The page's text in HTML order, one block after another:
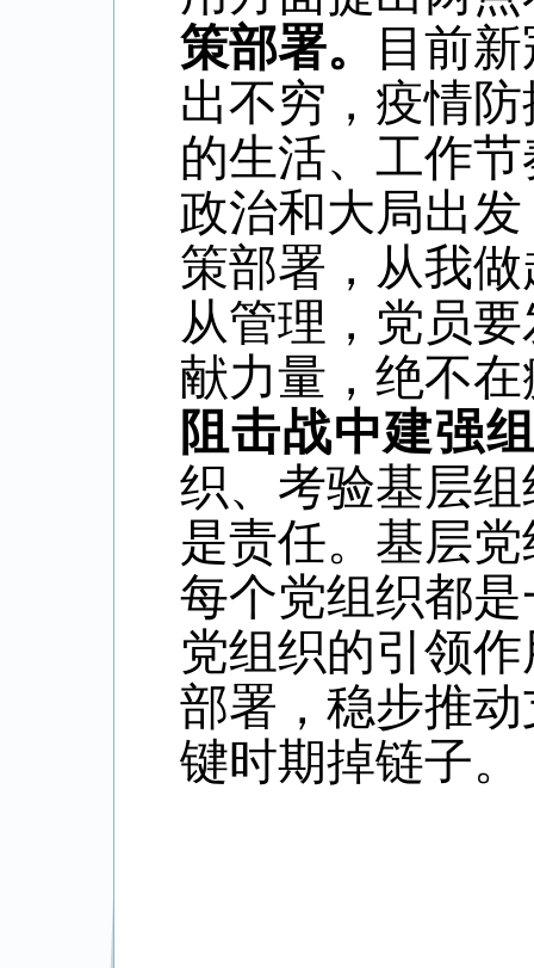
策部署。
目前
出不穷，疫情
的生活、工作
政治和大局出
策部署，从我
从管理，党员
献力量，绝不
阻击战中建强
织、考验基层
是责任。基层
每个党组织都
党组织的引领
部署，稳步推
键时期掉链子。